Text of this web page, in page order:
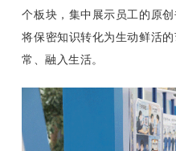
个板块，集中展示员工的原
将保密知识转化为生动鲜活
常、融入生活。